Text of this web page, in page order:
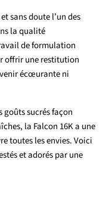
sans doute l’un des
la qualité
de formulation
offrir une restitution
écœurante ni
goûts sucrés façon
la Falcon 16K a une
toutes les envies. Voici
et adorés par une